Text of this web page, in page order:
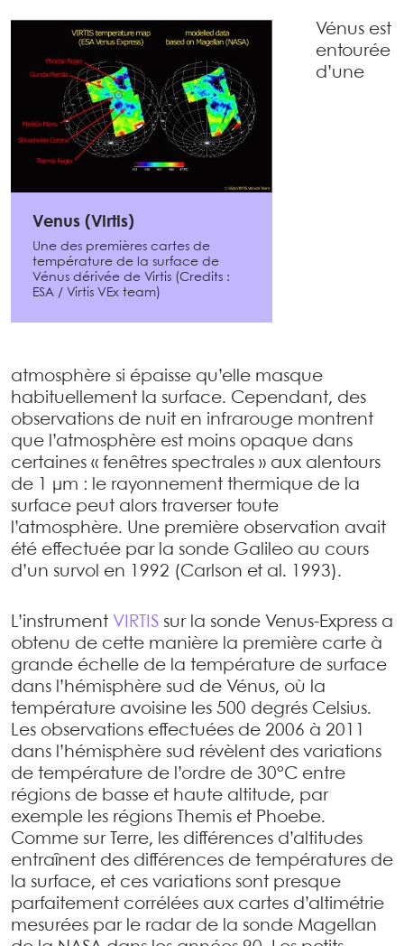
Venus (Virtis)
Une des premières cartes de
température de la surface de
Vénus dérivée de Virtis (Credits :
ESA / Virtis VEx team)
Vénus est
entourée
d’une
atmosphère si épaisse qu’elle masque
habituellement la surface. Cependant, des
observations de nuit en infrarouge montrent
que l’atmosphère est moins opaque dans
certaines « fenêtres spectrales » aux alentours
de 1 µm : le rayonnement thermique de la
surface peut alors traverser toute
l’atmosphère. Une première observation avait
été effectuée par la sonde Galileo au cours
d’un survol en 1992 (Carlson et al. 1993).
L’instrument VIRTIS sur la sonde Venus-Express a
obtenu de cette manière la première carte à
grande échelle de la température de surface
dans l’hémisphère sud de Vénus, où la
température avoisine les 500 degrés Celsius.
Les observations effectuées de 2006 à 2011
dans l’hémisphère sud révèlent des variations
de température de l’ordre de 30°C entre
régions de basse et haute altitude, par
exemple les régions Themis et Phoebe.
Comme sur Terre, les différences d’altitudes
entraînent des différences de températures de
la surface, et ces variations sont presque
parfaitement corrélées aux cartes d’altimétrie
mesurées par le radar de la sonde Magellan